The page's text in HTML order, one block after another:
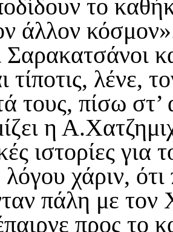
το
άλλον
Σαρακατσάνοι
τίποτις, λένε,
τους, πίσω στ’
η
ιστορίες
λόγου χάριν,
πάλη με τον
προς το